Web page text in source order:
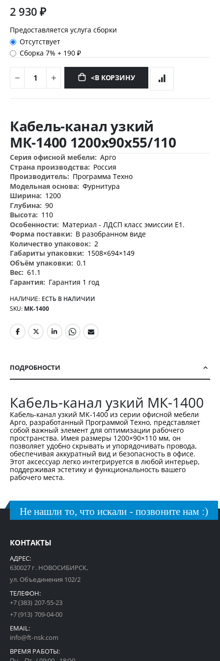
2 930 ₽
Предоставляется услуга сборки
Отсутствует
Сборка 7%+ 190 ₽
<В КОРЗИНУ
к
началу
изображений
Кабель-канал узкий
МК-1400 1200х90х55/110
Дополнительная
информация
Арго
Россия
Программа Техно
Фурнитура
1200
90
110
Материал - ЛДСП класс эмиссии Е1.
В разобранном виде
2
1508×694×149
0.1
61.1
Гарантия 1 год
НАЛИЧИЕ: ЕСТЬ В НАЛИЧИИ
SKU МК-1400
ПОДРОБНОСТИ
Кабель-канал узкий МК-1400
Кабель-канал узкий МК-1400 из серии офисной мебели
Арго, разработанный Программой Техно, представляет
собой важный элемент для оптимизации рабочего
пространства. Имея размеры 1200×90×110 мм, он
позволяет удобно скрывать и упорядочивать провода,
обеспечивая аккуратный вид и безопасность в офисе.
Этот аксессуар легко интегрируется в любой интерьер,
поддерживая эстетику и функциональность вашего
рабочего места.
Не нашли то, что искали - позвоните нам :)
КОНТАКТЫ
АДРЕС:
630027 г. НОВОСИБИРСК,
ул. Объединения 102/2
ТЕЛЕФОН:
+7 (383) 207-55-23
+7 (913) 709-04-00
EMAIL:
info@ft-nsk.com
ВРЕМЯ РАБОТЫ: